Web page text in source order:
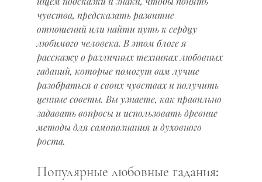
чувства, предсказать развитие
отношений или найти путь к сердцу
любимого человека. В этом блоге я
расскажу о различных техниках любовных
гаданий, которые помогут вам лучше
разобраться в своих чувствах и получить
ценные советы. Вы узнаете, как правильно
задавать вопросы и использовать древние
методы для самопознания и духовного
роста.
Популярные любовные гадания: